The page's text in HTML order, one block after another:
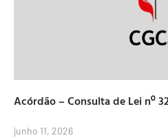
Acórdão – Consulta de Lei nº
junho 11, 2026